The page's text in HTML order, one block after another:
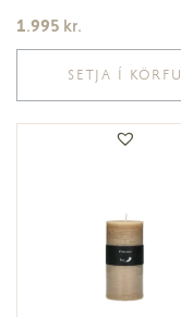
1.995 kr.
SETJA Í KÖRFU